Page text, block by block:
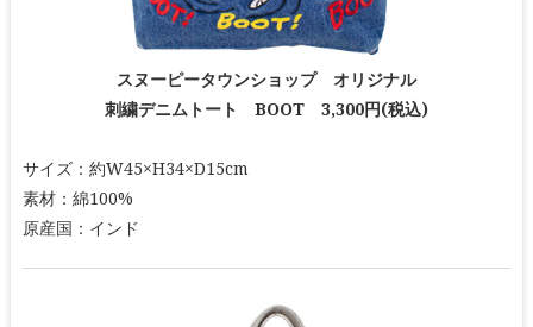
スヌーピータウンショップ オリジナル
刺繍デニムトート BOOT 3,300円(税込)
サイズ：約W45×H34×D15cm
素材：綿100%
原産国：インド